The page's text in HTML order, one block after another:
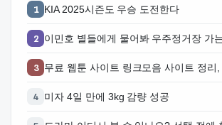
1 KIA 2025시즌도 우승 도전한다
2
3
4 미자 4일 만에 3kg 감량 성공